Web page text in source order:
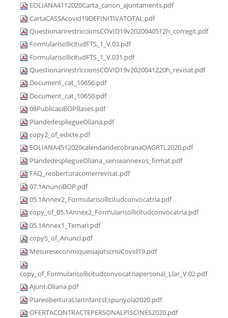
EOLIANA4112020Carta_canon_ajuntaments.pdf
CartaCASSAcovid19DEFINITIVATOTAL.pdf
QuestionarirestriccionsCOVID19v2020040512h_corregit.pdf
FormularisollicitudFTS_1_V.03.pdf
FormularisollicitudFTS_1_V.031.pdf
QuestionarirestriccionsCOVID19v2020041220h_revisat.pdf
Document_cat_10656.pdf
Document_cat_10650.pdf
08PublicaciBOPBases.pdf
PlandedespliegueOliana.pdf
copy2_of_edicte.pdf
EOLIANA4512020calendaridecobranaOAGRTL2020.pdf
PlandedespliegueOliana_senseannexos_firmat.pdf
FAQ_reoberturacomerrevisat.pdf
07.1AnunciBOP.pdf
05.1Annex2_Formularisollicitudconvocatria.pdf
copy_of_05.1Annex2_Formularisollicitudconvocatria.pdf
05.1Annex1_Temari.pdf
copy5_of_Anunci.pdf
MesureseconmiquesiajutscrisiCovid19.pdf
copy_of_Formularisollicitudconvocatriapersonal_Llar_V.02.pdf
Ajunt.Oliana.pdf
PlareoberturaLlarInfantsEspunyola2020.pdf
OFERTACONTRACTEPERSONALPISCINES2020.pdf